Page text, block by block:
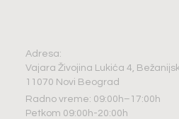
Adresa:
Vajara Živojina Lukića 4,
11070 Novi Beograd
Radno vreme: 09:00h–17:00h
Petkom 09:00h-20:00h